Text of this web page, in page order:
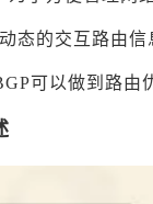
态的交互路由信
可以做到路由